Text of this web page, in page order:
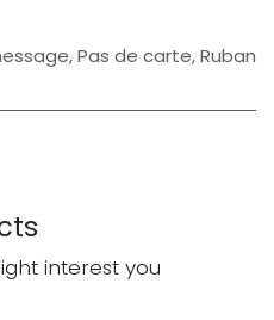
,Pas de carte,Ruban
interest you